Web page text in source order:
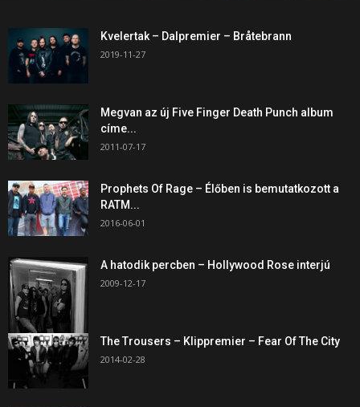
Kvelertak – Dalpremier – Bråtebrann
2019-11-27
Megvan az új Five Finger Death Punch album
címe...
2011-07-17
Prophets Of Rage – Élőben is bemutatkozott a
RATM...
2016-06-01
A hatodik percben – Hollywood Rose interjú
2009-12-17
The Trousers – Klippremier – Fear Of The City
2014-02-28